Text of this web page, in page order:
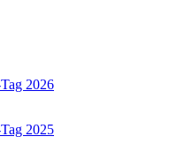
2026
2025